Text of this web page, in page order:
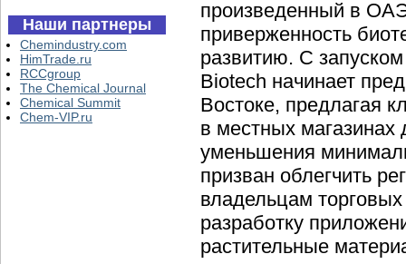
Наши партнеры
Chemindustry.com
HimTrade.ru
RCCgroup
The Chemical Journal
Chemical Summit
Chem-VIP.ru
произведенный в
приверженность
развитию. С
Biotech начинает
Востоке, предлагая
в местных магазинах
уменьшения
призван облегчить
владельцам
разработку
растительные